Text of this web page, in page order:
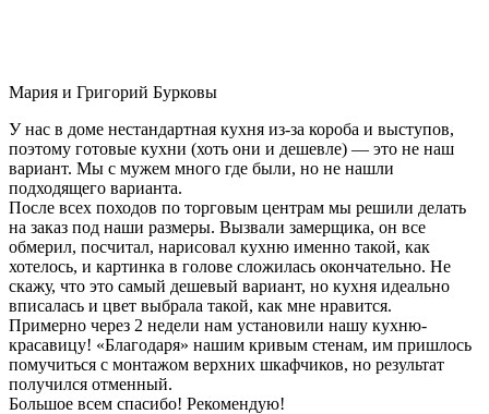
Мария и Григорий Бурковы
У нас в доме нестандартная кухня из-за короба и выступов,
поэтому готовые кухни (хоть они и дешевле) — это не наш
вариант. Мы с мужем много где были, но не нашли
подходящего варианта.
После всех походов по торговым центрам мы решили делать
на заказ под наши размеры. Вызвали замерщика, он все
обмерил, посчитал, нарисовал кухню именно такой, как
хотелось, и картинка в голове сложилась окончательно. Не
скажу, что это самый дешевый вариант, но кухня идеально
вписалась и цвет выбрала такой, как мне нравится.
Примерно через 2 недели нам установили нашу кухню-
красавицу! «Благодаря» нашим кривым стенам, им пришлось
помучиться с монтажом верхних шкафчиков, но результат
получился отменный.
Большое всем спасибо! Рекомендую!